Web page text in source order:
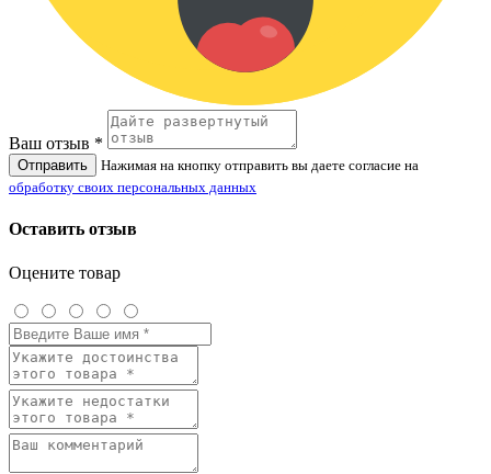
Ваш отзыв *
Отправить
Нажимая на кнопку отправить вы даете согласие на
обработку своих персональных данных
Оставить отзыв
Оцените товар